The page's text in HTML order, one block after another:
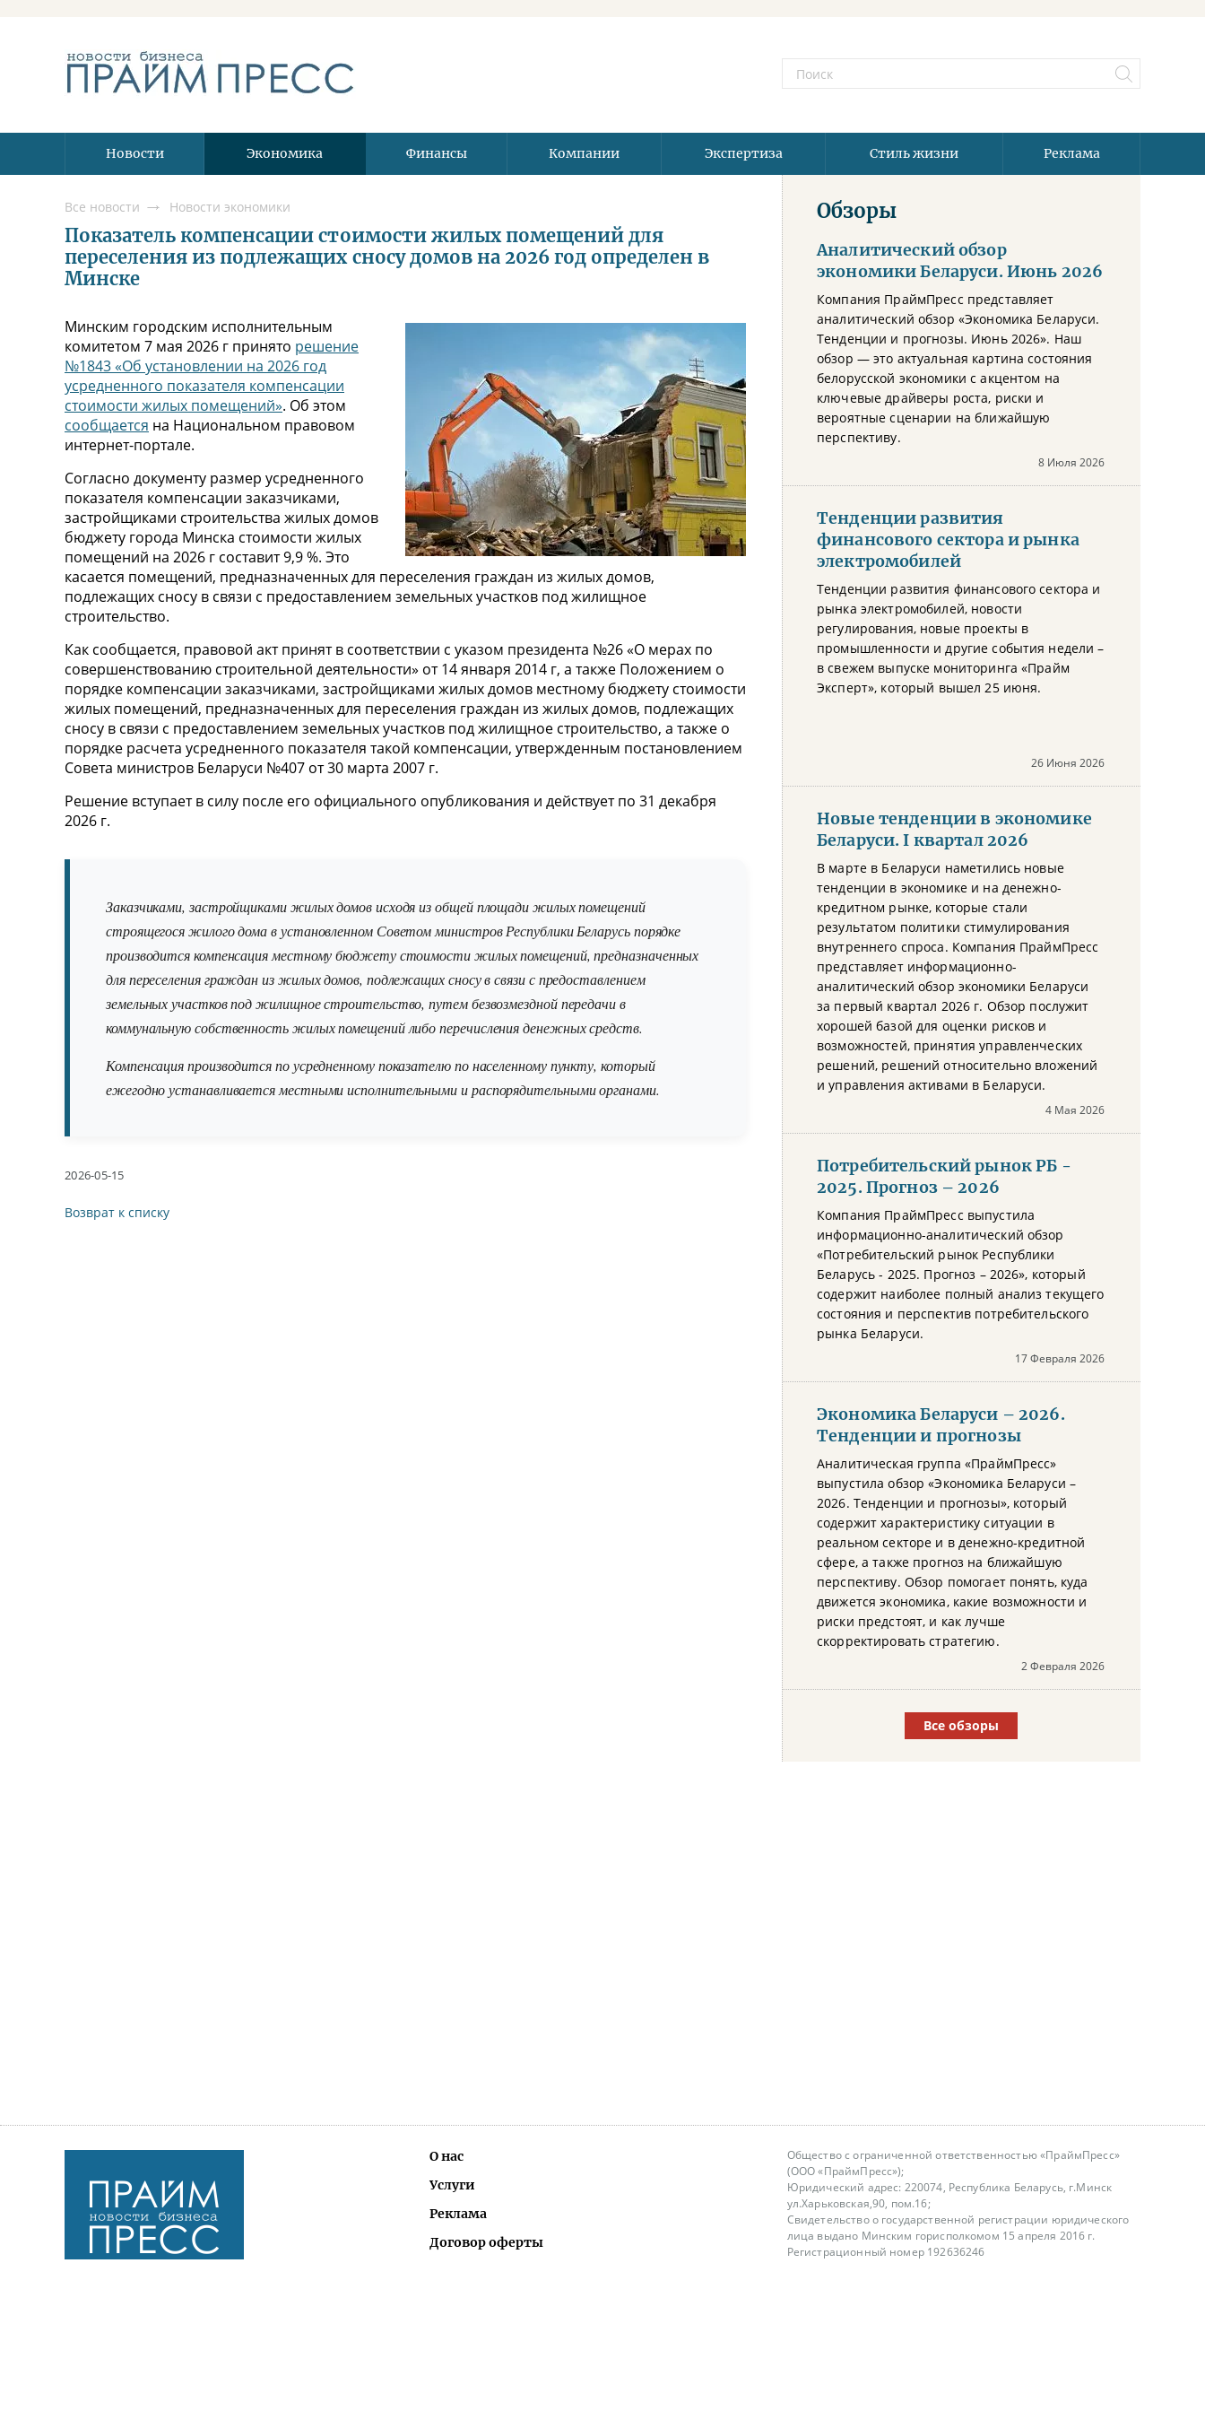
Новости Экономика Финансы Компании Экспертиза Стиль жизни Реклама
Все новости Новости экономики
Показатель компенсации стоимости жилых помещений для
переселения из подлежащих сносу домов на 2026 год определен в
Минске
Минским городским исполнительным
комитетом 7 мая 2026 г принято решение
№1843 «Об установлении на 2026 год
усредненного показателя компенсации
стоимости жилых помещений». Об этом
сообщается на Национальном правовом
интернет-портале.
Согласно документу размер усредненного
показателя компенсации заказчиками,
застройщиками строительства жилых домов
бюджету города Минска стоимости жилых
помещений на 2026 г составит 9,9 %. Это
касается помещений, предназначенных для переселения граждан из жилых домов,
подлежащих сносу в связи с предоставлением земельных участков под жилищное
строительство.
Как сообщается, правовой акт принят в соответствии с указом президента №26 «О мерах по
совершенствованию строительной деятельности» от 14 января 2014 г, а также Положением о
порядке компенсации заказчиками, застройщиками жилых домов местному бюджету стоимости
жилых помещений, предназначенных для переселения граждан из жилых домов, подлежащих
сносу в связи с предоставлением земельных участков под жилищное строительство, а также о
порядке расчета усредненного показателя такой компенсации, утвержденным постановлением
Совета министров Беларуси №407 от 30 марта 2007 г.
Решение вступает в силу после его официального опубликования и действует по 31 декабря
2026 г.
Заказчиками, застройщиками жилых домов исходя из общей площади жилых помещений
строящегося жилого дома в установленном Советом министров Республики Беларусь порядке
производится компенсация местному бюджету стоимости жилых помещений, предназначенных
для переселения граждан из жилых домов, подлежащих сносу в связи с предоставлением
земельных участков под жилищное строительство, путем безвозмездной передачи в
коммунальную собственность жилых помещений либо перечисления денежных средств.
Компенсация производится по усредненному показателю по населенному пункту, который
ежегодно устанавливается местными исполнительными и распорядительными органами.
2026-05-15
Возврат к списку
Обзоры
Аналитический обзор
экономики Беларуси. Июнь 2026
Компания ПраймПресс представляет
аналитический обзор «Экономика Беларуси.
Тенденции и прогнозы. Июнь 2026». Наш
обзор — это актуальная картина состояния
белорусской экономики с акцентом на
ключевые драйверы роста, риски и
вероятные сценарии на ближайшую
перспективу.
8 Июля 2026
Тенденции развития
финансового сектора и рынка
электромобилей
Тенденции развития финансового сектора и
рынка электромобилей, новости
регулирования, новые проекты в
промышленности и другие события недели –
в свежем выпуске мониторинга «Прайм
Эксперт», который вышел 25 июня.
26 Июня 2026
Новые тенденции в экономике
Беларуси. I квартал 2026
В марте в Беларуси наметились новые
тенденции в экономике и на денежно-
кредитном рынке, которые стали
результатом политики стимулирования
внутреннего спроса. Компания ПраймПресс
представляет информационно-
аналитический обзор экономики Беларуси
за первый квартал 2026 г. Обзор послужит
хорошей базой для оценки рисков и
возможностей, принятия управленческих
решений, решений относительно вложений
и управления активами в Беларуси.
4 Мая 2026
Потребительский рынок РБ -
2025. Прогноз – 2026
Компания ПраймПресс выпустила
информационно-аналитический обзор
«Потребительский рынок Республики
Беларусь - 2025. Прогноз – 2026», который
содержит наиболее полный анализ текущего
состояния и перспектив потребительского
рынка Беларуси.
17 Февраля 2026
Экономика Беларуси – 2026.
Тенденции и прогнозы
Аналитическая группа «ПраймПресс»
выпустила обзор «Экономика Беларуси –
2026. Тенденции и прогнозы», который
содержит характеристику ситуации в
реальном секторе и в денежно-кредитной
сфере, а также прогноз на ближайшую
перспективу. Обзор помогает понять, куда
движется экономика, какие возможности и
риски предстоят, и как лучше
скорректировать стратегию.
2 Февраля 2026
Все обзоры
О нас
Услуги
Реклама
Договор оферты
Общество с ограниченной ответственностью «ПраймПресс»
(ООО «ПраймПресс»);
Юридический адрес: 220074, Республика Беларусь, г.Минск
ул.Харьковская,90, пом.16;
Свидетельство о государственной регистрации юридического
лица выдано Минским горисполкомом 15 апреля 2016 г.
Регистрационный номер 192636246